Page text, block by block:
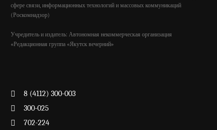
сфере связи, информационных технологий и массовых коммуникаций
(Роскомнадзор)
Учредитель и издатель: Автономная некоммерческая организация
«Редакционная группа «Якутск вечерний»
8 (4112) 300-003
300-025
702-224